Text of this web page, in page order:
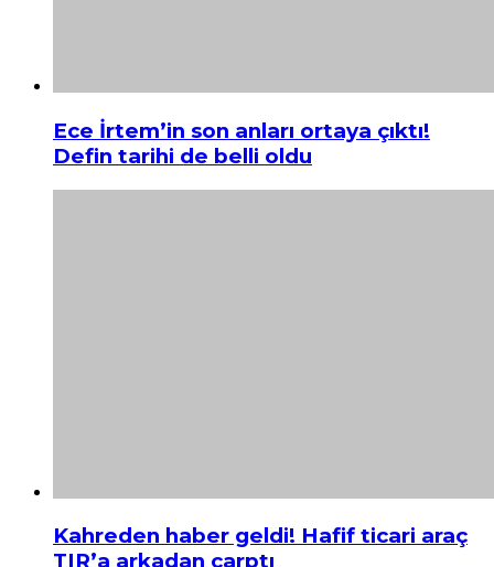
Ece İrtem’in son anları ortaya çıktı!
Defin tarihi de belli oldu
Kahreden haber geldi! Hafif ticari araç
TIR’a arkadan çarptı